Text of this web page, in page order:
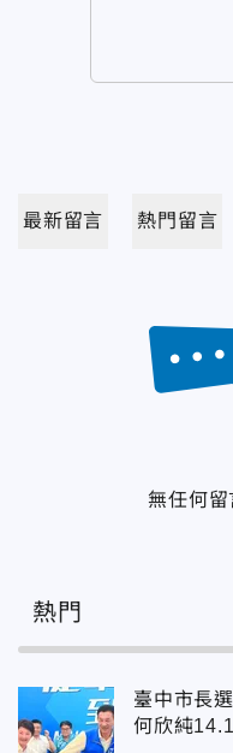
最新留言 熱門留言
無任何留
熱門
臺中市長
何欣純